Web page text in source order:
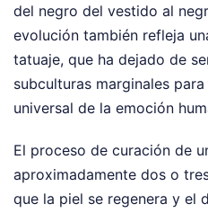
del negro del vestido al
evolución también refleja
tatuaje, que ha dejado de
subculturas marginales
universal de la emoción
El proceso de curación de
aproximadamente dos o
que la piel se regenera y el